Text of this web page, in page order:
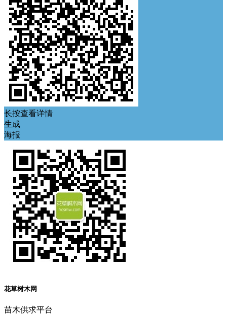
长按查看详情
生成
海报
花草树木网
苗木供求平台